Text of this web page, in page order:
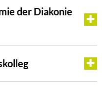
der Diakonie